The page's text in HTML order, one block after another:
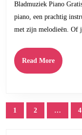
de
Kosten
Bladmuziek Piano
piano, een prachtig
met zijn melodieën. Of
Read MoreRead
More
Posts
pagination
1 2 … 4